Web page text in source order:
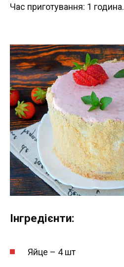
Час приготування: 1 година.
Інгредієнти:
Яйце – 4 шт